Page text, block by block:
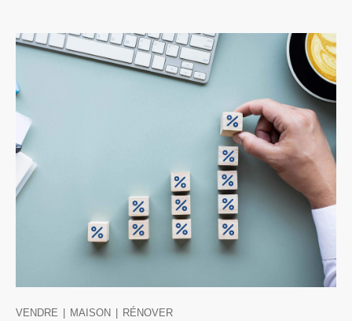
VENDRE MAISON RÉNOVER